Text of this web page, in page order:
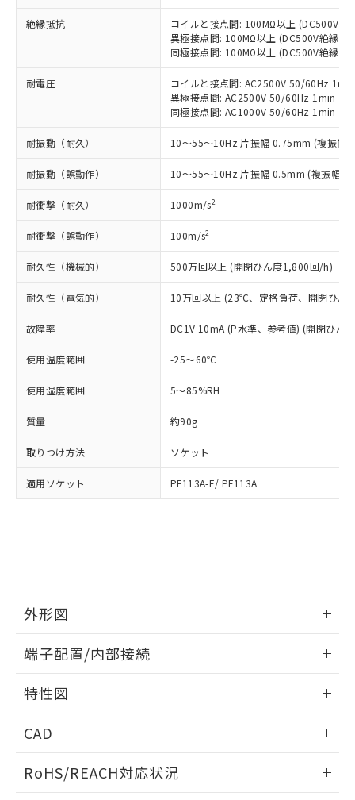
絶縁抵抗
コイルと接点間: 100MΩ以上 (DC500V絶
異極接点間: 100MΩ以上 (DC500V絶縁抵
同極接点間: 100MΩ以上 (DC500V絶縁抵
耐電圧
コイルと接点間: AC2500V 50/60Hz 1min
異極接点間: AC2500V 50/60Hz 1min
同極接点間: AC1000V 50/60Hz 1min
耐振動（耐久） 10～55～10Hz 片振幅 0.75mm (複振幅
耐振動（誤動作） 10～55～10Hz 片振幅 0.5mm (複振幅
耐衝撃（耐久） 1000m/s2
耐衝撃（誤動作） 100m/s2
耐久性（機械的） 500万回以上 (開閉ひん度1,800回/h)
耐久性（電気的） 10万回以上 (23℃、定格負荷、開閉ひん
故障率 DC1V 10mA (P水準、参考値) (開閉ひん
使用温度範囲 -25～60℃
使用湿度範囲 5～85%RH
質量 約90g
取りつけ方法 ソケット
適用ソケット PF113A-E/ PF113A
外形図
外形図
端子配置/内部接続
端子配置/内部接続
特性図
開閉容量
CAD
ドすることができます。
RoHS/REACH対応状況
本サービスの対象外となる商品もある
ことをご了承ください。
在庫状況および標準価格照会結果は、
記載している更新日時点での社内デー
タに基づき作成されるものであり、閲
覧された時点での実際の在庫および標
準価格とは異なる場合があることをご
正式な納期状況および標準価格はお客
様のお取引先、またはお客様担当のオ
ムロン制御機器販売店・当社販売員に
ご相談ください。
オムロン制御機器販売店や当社販売拠
点は「
販売ネットワーク
在庫状況および標準価格結果を当社の
事前の承諾なく第三者に漏洩または開
示しないようお願いします。
マイパーツ機能（部品リスト作成サー
ビス）をご利用いただくには、I-Web
お客様が当ウェブサイト上で当社にご
および当社の共同利用者が、当社の製
品・サービスに関するお客様との取
引・商談に必要な範囲で利用すること
をご了承ください。
※当社の共同利用者とは、"個人情報
の共同利用に関して"
の「1.共同利
仕入先様の事情により、非含有部品として
いたものが、含有品と判明した場合などや
むを得ず変更することがあります。
鉛(Pb) 1000ppm以下、 水銀(Hg) 1000ppm以下、 カド
ミウム(Cd) 100ppm以下、
六価クロム(Cr(Ⅵ)) 1000ppm以下、ポリ臭化ビフェニル
ル) (DEHP)(別名：DOP) 1000ppm以下、フタル酸ブチ
ルベンジル（BBP） 1000ppm以下、フタル酸ジブチル
（DBP） 1000ppm以下、フタル酸ジイソブチル
(DIBP) 1000ppm以下
適用除外項目は除く。
フタル酸エステル類の４物質については閾値を超える意
図的な使用がないことを確認しています。
※2 対応予定月
部品在庫の切り替え状況などにより、予定
月が前後することがあります。
※3 非含有証明書ダウンロード
下記の非含有証明書をダウンロードするこ
EU RoHS指令（10物質）の非含有証明書
51物質の非含有証明書（当社基準）
荷製品に未対応品が混在することから備考
欄に対応日を記載しておりました。
していることから、特段のことがない限
り、2022年1月12日より割愛しておりま
す。
「×」：最大均質材料含有率が中国RoHSの
基準値を超えていることを示します。
「－」：未確認です。当社販売部門へお問
*中国RoHS10物質の基準値 (GB/T26572)：
Pb(鉛) :1000ppm、 Hg(水銀) : 1000ppm、 Cd(カドミウ
Cr(Ⅵ)(六価クロム) : 1000ppm、 PBBs(ポリ臭化ビフェ
ニル類) : 1000ppm、 PBDEs(ポリ臭化ジフェニルエーテ
ル類) : 1000ppm、
DBP(フタル酸ジブチル) : 1000ppm、 DIBP(フタル酸ジ
イソブチル) : 1000ppm、 BBP(フタル酸ブチルベンジ
DEHP(フタル酸ビス(2-エチルヘキシル)) : 1000ppm
※2 環境保護使用期限
「ｅ」：有害物質（10物質）のすべてが基
準値以下であることを示します。
「10」：通常の使用状況下において有害物
質が外部に漏えいし、環境に深刻な影響を
及ぼさない年数を意味します。
「－」：未確認です。当社販売部門へお問
い合わせください。
当社は、これら貴社製品のうち、外国
為替および外国貿易法に定める商品
（以下｢規制貨物等」という）を輸出
または国外への提供する場合は、日本
国政府の輸出許可(または役務取引許
可)を取得するなどの必要な手続きを
当社は規制貨物を破棄する場合は、完
全に破砕するなど、違法に輸出されな
いよう必要な手段を講じます。
当社は貴社製品を、核兵器、ミサイ
ル、化学兵器、生物兵器またはその他
武器並びにこれらの製造装置等に一切
使用いたしません。
当社は、貴社製品を第三者に販売する
場合は、上記1、2および3の内容を当
該第三者に通知します。また当社は、
販売先および販売に係わる関係者が違
法に輸出するおそれがある場合は、取
り引きをいたしません。
○ 一定数以上の在庫あり
△ 一定数には満たないが在庫あり
－
在庫なし(最新の在庫状況につ
いては、お客様のお取引先、ま
たはお客様担当のオムロン制御
機器販売店・当社販売員にご確
認ください)
情報を公開していない機種